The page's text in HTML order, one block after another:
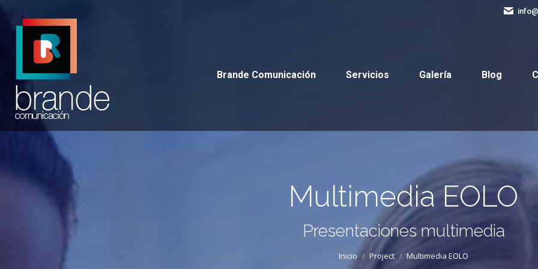
Brande Comunicación Servicios Galería Blog
Multimedia EOLO
Presentaciones multimedia
Estás aquí:
Inicio Project Multimedia EOLO